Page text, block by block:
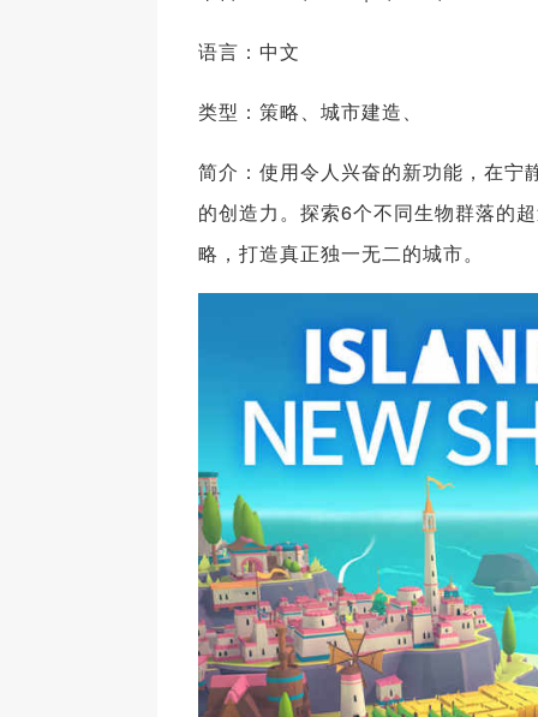
语言：中文
类型：策略、城市建造、
简介：使用令人兴奋的新功能，在宁
的创造力。探索6个不同生物群落的
略，打造真正独一无二的城市。